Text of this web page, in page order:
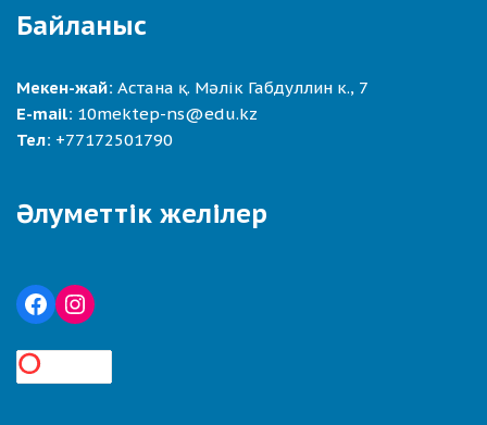
Байланыс
Мекен-жай: Астана қ. Мәлік Габдуллин к., 7
E-mail: 10mektep-ns@edu.kz
Тел: +77172501790
Әлуметтік желілер